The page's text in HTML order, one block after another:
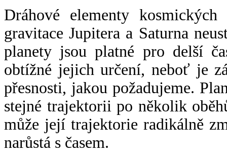
Dráhové elementy
gravitace Jupitera a Saturna
planety jsou platné pro delší
obtížné jejich určení, neboť je
přesnosti, jakou požadujeme.
stejné trajektorii po několik
může její trajektorie radikálně
narůstá s časem.